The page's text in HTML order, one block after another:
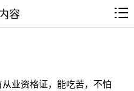
容
业资格证，能吃苦，不怕